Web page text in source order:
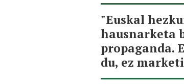
"Euskal
hausnarketa
propaganda.
du, ez